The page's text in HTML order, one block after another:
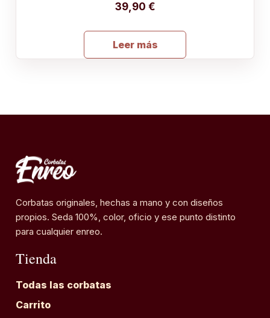
39,90 €
Leer más
Corbatas originales, hechas a mano y con diseños
propios. Seda 100%, color, oficio y ese punto distinto
para cualquier enreo.
Tienda
Todas las corbatas
Carrito